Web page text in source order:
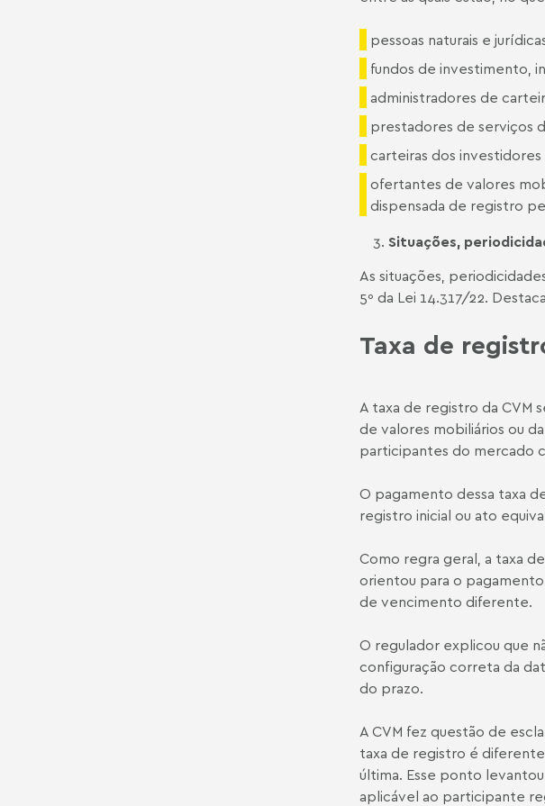
pessoas naturais e
fundos de investimento,
administradores de
prestadores de serviços
carteiras dos
ofertantes de valores
dispensada de registro
Situações,
As situações,
5º da Lei 14.317/22.
Taxa de
A taxa de registro da CVM
de valores mobiliários ou
participantes do mercado
O pagamento dessa taxa
registro inicial ou ato
Como regra geral, a taxa
orientou para o
de vencimento diferente.
O regulador explicou que
configuração correta da
do prazo.
A CVM fez questão de
taxa de registro é diferente
última. Esse ponto
aplicável ao participante